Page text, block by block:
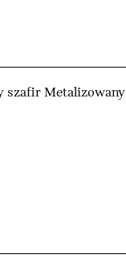
szafir Metalizowany